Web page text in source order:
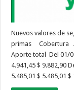
Nuevos valores de
primas Cobertura
Aporte total Del 01/
4.941,45 $ 9.882,90
5.485,01 $ 5.485,01